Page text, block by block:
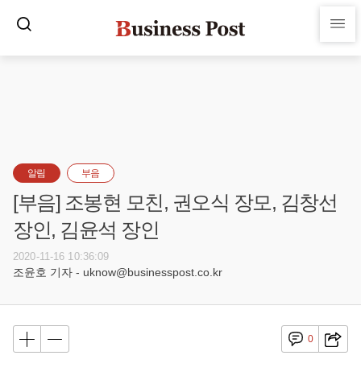
알림 부음
[부음] 조봉현 모친, 권오식 장모, 김창선
장인, 김윤석 장인
2020-11-16 10:36:09
조윤호 기자 - uknow@businesspost.co.kr
0